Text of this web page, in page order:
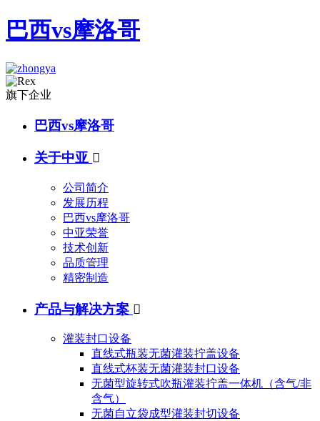
巴西vs摩洛哥
旗下企业
巴西vs摩洛哥
关于中亚 
公司简介
发展历程
巴西vs摩洛哥
中亚荣誉
技术创新
品质管理
精密制造
产品与解决方案 
灌装封口设备
直线式瓶装无菌灌装拧盖设备
直线式杯装无菌灌装封口设备
无菌型旋转式吹瓶灌装拧盖一体机（含气/非
含气）
无菌自立袋成型灌装封切设备